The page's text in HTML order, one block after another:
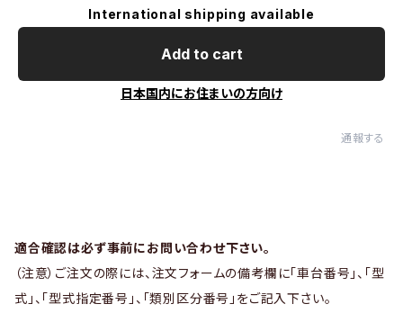
International shipping available
Add to cart
日本国内にお住まいの方向け
通報する
適合確認は必ず事前にお問い合わせ下さい。
（注意）ご注文の際には、注文フォームの備考欄に「車台番号」、「型
式」、「型式指定番号」、「類別区分番号」をご記入下さい。